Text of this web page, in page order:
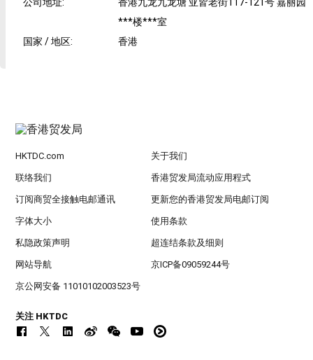
***楼***室
国家 / 地区: 香港
HKTDC.com 关于我们
联络我们 香港贸发局流动应用程式
订阅商贸全接触电邮通讯 更新您的香港贸发局电邮订阅
字体大小 使用条款
私隐政策声明 超连结条款及细则
网站导航 京ICP备09059244号
京公网安备 11010102003523号
关注 HKTDC